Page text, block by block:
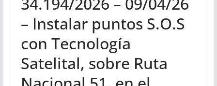
– Instalar puntos S.O.S
con Tecnología
Satelital, sobre Ruta